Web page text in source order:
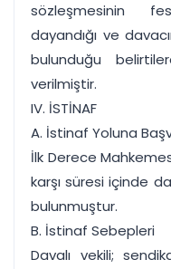
sözleşmesinin
dayandığı ve
bulunduğu
verilmiştir.
IV. İSTİNAF
A. İstinaf Yoluna
İlk Derece
karşı süresi içinde
bulunmuştur.
B. İstinaf Sebepleri
Davalı vekili;